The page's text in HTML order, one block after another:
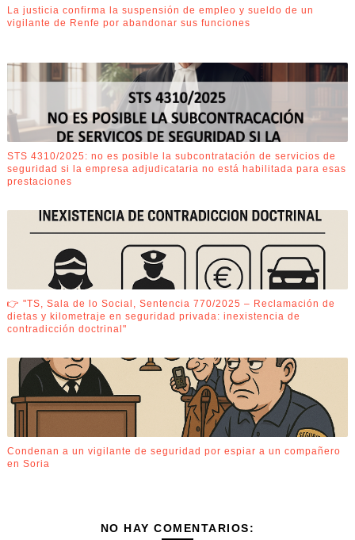
La justicia confirma la suspensión de empleo y sueldo de un
vigilante de Renfe por abandonar sus funciones
STS 4310/2025: no es posible la subcontratación de servicios de
seguridad si la empresa adjudicataria no está habilitada para esas
prestaciones
👉 "TS, Sala de lo Social, Sentencia 770/2025 – Reclamación de
dietas y kilometraje en seguridad privada: inexistencia de
contradicción doctrinal"
Condenan a un vigilante de seguridad por espiar a un compañero
en Soria
NO HAY COMENTARIOS: